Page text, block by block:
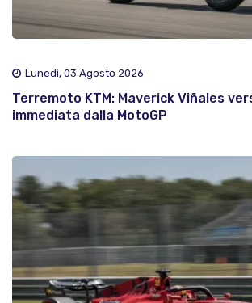
Lunedì, 03 Agosto 2026
Terremoto KTM: Maverick Viñales
immediata dalla MotoGP